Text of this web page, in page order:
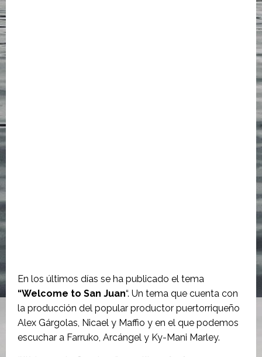
En los últimos días se ha publicado el tema
“Welcome to San Juan“. Un tema que cuenta con
la producción del popular productor puertorriqueño
Alex Gárgolas, Nicael y Maffio y en el que podemos
escuchar a Farruko, Arcángel y Ky-Mani Marley.